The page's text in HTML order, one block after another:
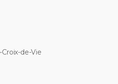
de-Vie